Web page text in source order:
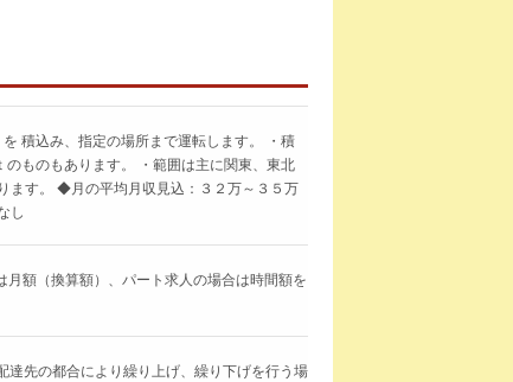
積込み、指定の場所まで運転します。 ・積
ものもあります。 ・範囲は主に関東、東北
ます。 ◆月の平均月収見込：３２万～３５万
し
額（換算額）、パート求人の場合は時間額を
先の都合により繰り上げ、繰り下げを行う場